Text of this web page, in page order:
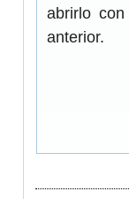
abrirlo
anterior.